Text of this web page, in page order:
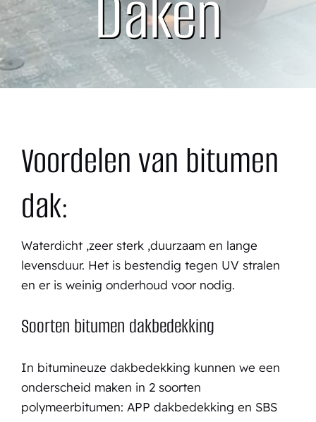
Contact
Voordelen van bitumen
dak:
Waterdicht ,zeer sterk ,duurzaam en lange
levensduur. Het is bestendig tegen UV stralen
en er is weinig onderhoud voor nodig.
Soorten bitumen dakbedekking
In bitumineuze dakbedekking kunnen we een
onderscheid maken in 2 soorten
polymeerbitumen: APP dakbedekking en SBS